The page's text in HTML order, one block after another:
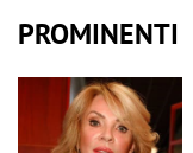
PROMINENTI